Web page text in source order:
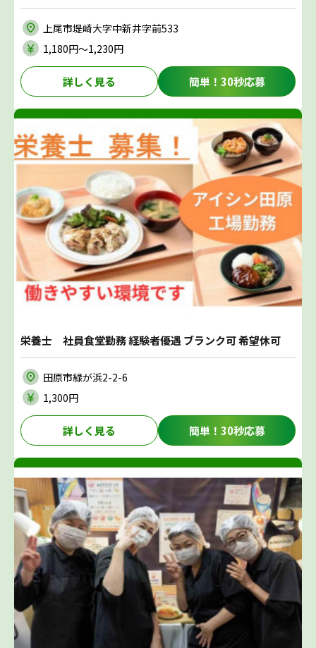
上尾市堤崎大字中新井字前533
1,180円〜1,230円
詳しく見る 簡単！30秒応募
栄養士 社員食堂勤務 経験者優遇 ブランク可 希望休可
田原市緑が浜2-2-6
1,300円
詳しく見る 簡単！30秒応募